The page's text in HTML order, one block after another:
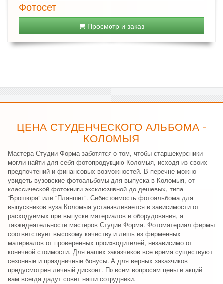
Фотосет
Просмотр и заказ
ЦЕНА СТУДЕНЧЕСКОГО АЛЬБОМА -
КОЛОМЫЯ
Мастера Студии Форма заботятся о том, чтобы старшекурсники
могли найти для себя фотопродукцию Коломыя, исходя из своих
предпочтений и финансовых возможностей. В перечне можно
увидеть вузовские фотоальбомы для выпуска в Коломыя, от
классической фотокниги эксклюзивной до дешевых, типа
“Брошюра” или “Планшет”. Себестоимость фотоальбома для
выпускников вуза Коломыя устанавливается в зависимости от
расходуемых при выпуске материалов и оборудования, а
такжедеятельности мастеров Студии Форма. Фотоматериал фирмы
соответствует высокому качеству и лишь из фирменных
материалов от проверенных производителей, независимо от
конечной стоимости. Для наших заказчиков все время существуют
сезонные и праздничные бонусы. А для верных заказчиков
предусмотрен личный дисконт. По всем вопросам цены и акций
вам всегда дадут совет наши сотрудники.